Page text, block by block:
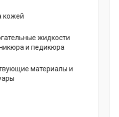
кожей
жидкости
и педикюра
материалы и